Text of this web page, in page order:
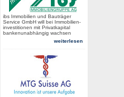
ibs Immobilien und Bauträger
Service GmbH will bei Immobilien-
investitionen mit Privatkapital
bankenunabhängig wachsen
weiterlesen